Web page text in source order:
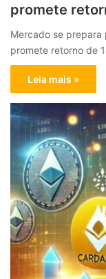
promete
Mercado se prepara
promete retorno de
Leia mais »